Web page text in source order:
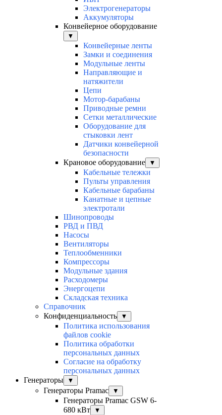
Электрогенераторы
Аккумуляторы
Конвейерное оборудование
▼
Конвейерные ленты
Замки и соединения
Модульные ленты
Направляющие и
натяжители
Цепи
Мотор-барабаны
Приводные ремни
Сетки металлические
Оборудование для
стыковки лент
Датчики конвейерной
безопасности
Крановое оборудование
▼
Кабельные тележки
Пульты управления
Кабельные барабаны
Канатные и цепные
электротали
Шинопроводы
РВД и ПВД
Насосы
Вентиляторы
Теплообменники
Компрессоры
Модульные здания
Расходомеры
Энергоцепи
Складская техника
Справочник
Конфиденциальность
▼
Политика использования
файлов cookie
Политика обработки
персональных данных
Согласие на обработку
персональных данных
Генераторы
▼
Генераторы Pramac ▼
Генераторы Pramac GSW 6-
680 кВт
▼